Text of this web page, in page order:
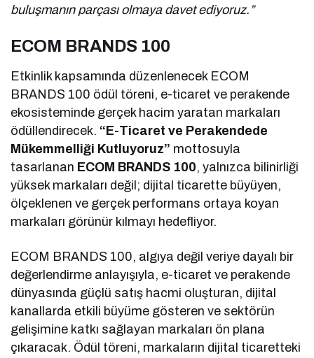
buluşmanın parçası olmaya davet ediyoruz.”
ECOM BRANDS 100
Etkinlik kapsamında düzenlenecek ECOM
BRANDS 100 ödül töreni, e-ticaret ve perakende
ekosisteminde gerçek hacim yaratan markaları
ödüllendirecek. “E-Ticaret ve Perakendede
Mükemmelliği Kutluyoruz” mottosuyla
tasarlanan ECOM BRANDS 100, yalnızca bilinirliği
yüksek markaları değil; dijital ticarette büyüyen,
ölçeklenen ve gerçek performans ortaya koyan
markaları görünür kılmayı hedefliyor.
ECOM BRANDS 100, algıya değil veriye dayalı bir
değerlendirme anlayışıyla, e-ticaret ve perakende
dünyasında güçlü satış hacmi oluşturan, dijital
kanallarda etkili büyüme gösteren ve sektörün
gelişimine katkı sağlayan markaları ön plana
çıkaracak. Ödül töreni, markaların dijital ticaretteki